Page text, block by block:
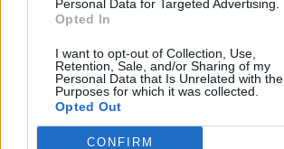
Personal Data for Targeted Advertising.
Opted In
I want to opt-out of Collection, Use,
Retention, Sale, and/or Sharing of my
Personal Data that Is Unrelated with the
Purposes for which it was collected.
Opted Out
CONFIRM